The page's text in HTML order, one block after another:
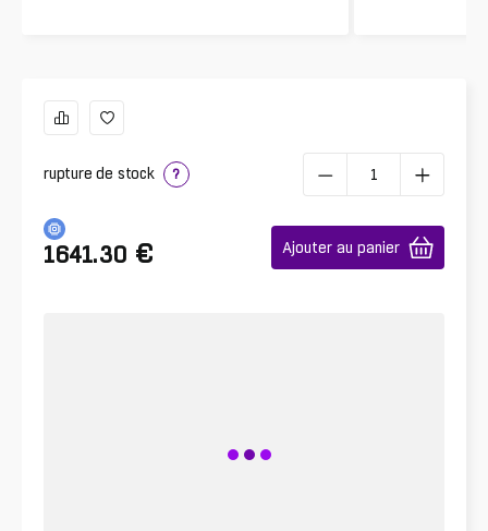
rupture de stock ?
1641.30 € Ajouter au panier